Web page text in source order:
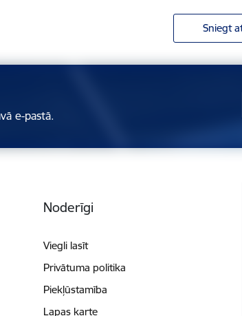
Sniegt
e-pastā.
Noderīgi
Viegli lasīt
Privātuma politika
Piekļūstamība
Lapas karte